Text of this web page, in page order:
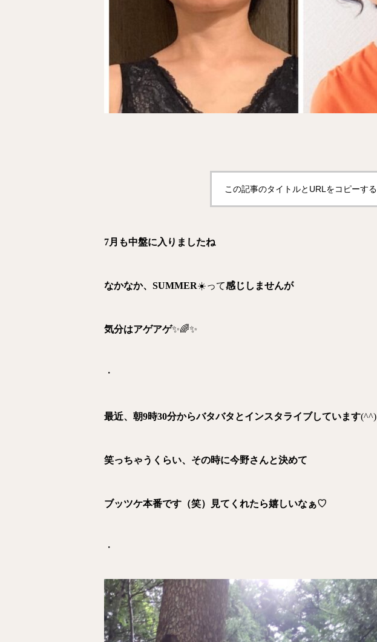
この記事のタイトルとURLをコピーする
7月も中盤に入りましたね
なかなか、SUMMER☀️って感じしませんが
気分はアゲアゲ✨🌈✨
・
最近、朝9時30分からバタバタとインスタライブしています(^^)
笑っちゃうくらい、その時に今野さんと決めて
ブッツケ本番です（笑） 見てくれたら嬉しいなぁ♡
・